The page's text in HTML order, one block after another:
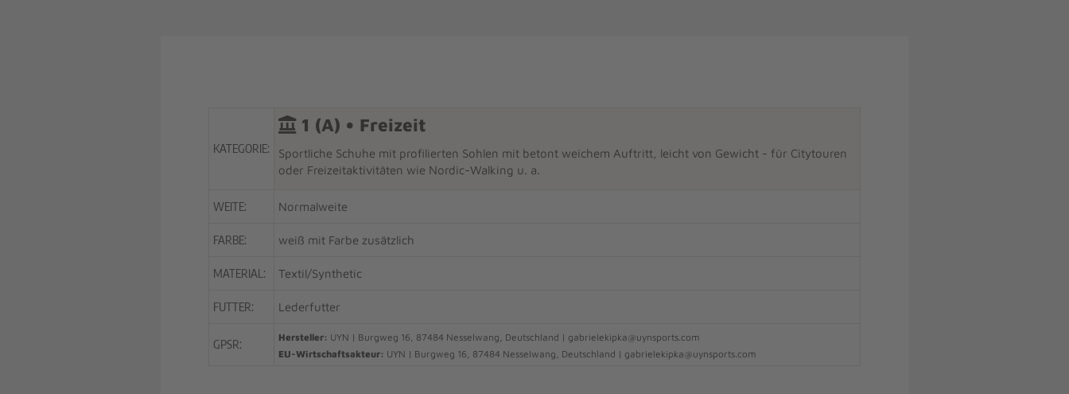
KATEGORIE:
1 (A) • Freizeit
Sportliche Schuhe mit profilierten Sohlen mit betont weichem Auftritt, leicht von Gewicht - für Citytouren
oder Freizeitaktivitäten wie Nordic-Walking u. a.
WEITE: Normalweite
FARBE: weiß mit Farbe zusätzlich
MATERIAL: Textil/Synthetic
FUTTER: Lederfutter
GPSR: Hersteller: UYN | Burgweg 16, 87484 Nesselwang, Deutschland | gabrielekipka@uynsports.com
EU-Wirtschaftsakteur: UYN | Burgweg 16, 87484 Nesselwang, Deutschland | gabrielekipka@uynsports.com